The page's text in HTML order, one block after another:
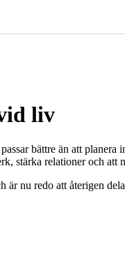
liv
bättre än att
stärka relationer och att
är nu redo att återigen